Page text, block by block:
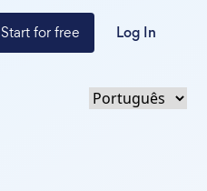
Start for free Log In